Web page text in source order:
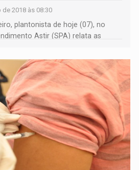
de 2018 às 08:30
plantonista de hoje (07), no
Astir (SPA) relata as